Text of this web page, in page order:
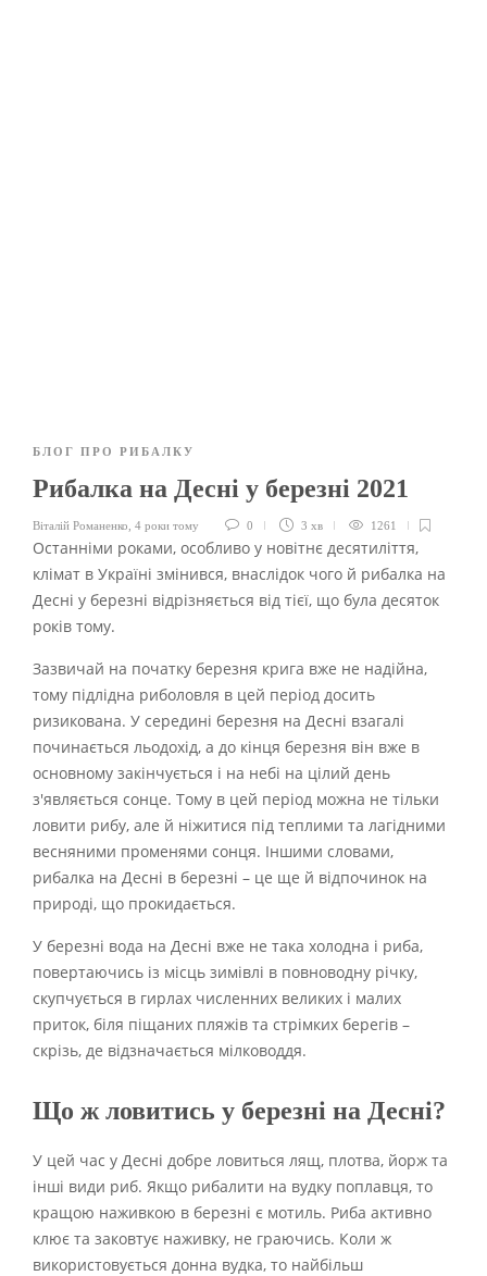
БЛОГ ПРО РИБАЛКУ
Рибалка на Десні у березні 2021
Віталій Романенко 4 роки тому 0 3 хв 1261
Останніми роками, особливо у новітнє десятиліття,
клімат в Україні змінився, внаслідок чого й рибалка на
Десні у березні відрізняється від тієї, що була десяток
років тому.
Зазвичай на початку березня крига вже не надійна,
тому підлідна риболовля в цей період досить
ризикована. У середині березня на Десні взагалі
починається льодохід, а до кінця березня він вже в
основному закінчується і на небі на цілий день
з'являється сонце. Тому в цей період можна не тільки
ловити рибу, але й ніжитися під теплими та лагідними
весняними променями сонця. Іншими словами,
рибалка на Десні в березні – це ще й відпочинок на
природі, що прокидається.
У березні вода на Десні вже не така холодна і риба,
повертаючись із місць зимівлі в повноводну річку,
скупчується в гирлах численних великих і малих
приток, біля піщаних пляжів та стрімких берегів –
скрізь, де відзначається мілководдя.
Що ж ловитись у березні на Десні?
У цей час у Десні добре ловиться лящ, плотва, йорж та
інші види риб. Якщо рибалити на вудку поплавця, то
кращою наживкою в березні є мотиль. Риба активно
клює та заковтує наживку, не граючись. Коли ж
використовується донна вудка, то найбільш